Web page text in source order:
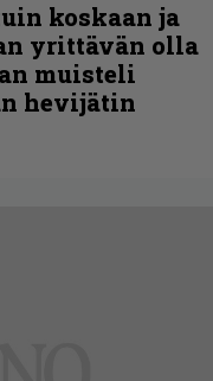
koskaan ja
yrittävän olla
muisteli
hevijätin